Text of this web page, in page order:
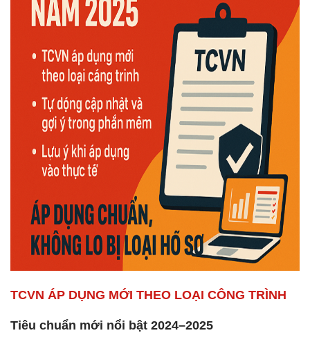
TCVN ÁP DỤNG MỚI THEO LOẠI CÔNG TRÌNH
Tiêu chuẩn mới nổi bật 2024–2025